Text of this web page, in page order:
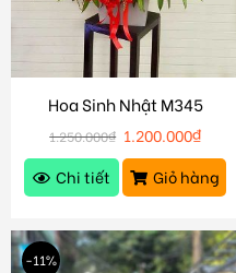
Hoa Sinh Nhật M345
1.250.000₫ 1.200.000₫
Chi tiết
Giỏ hàng
-11%